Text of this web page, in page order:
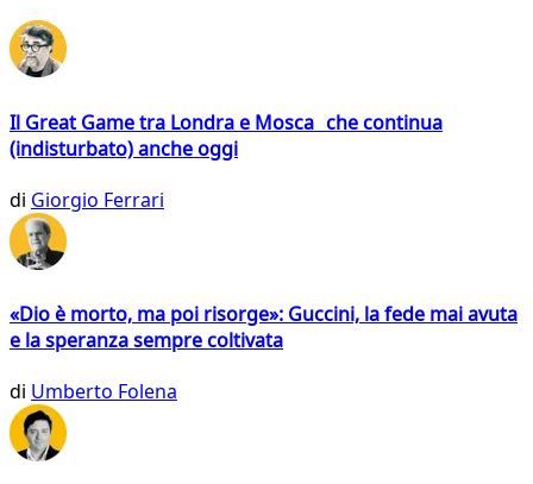
Il Great Game tra Londra e Mosca che continua
(indisturbato) anche oggi
di Giorgio Ferrari
«Dio è morto, ma poi risorge»: Guccini, la fede mai avuta
e la speranza sempre coltivata
di Umberto Folena